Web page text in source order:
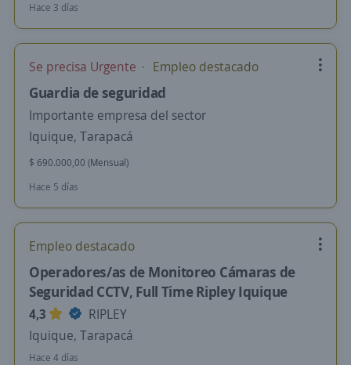
Hace 3 días
Se precisa Urgente Empleo destacado
Guardia de seguridad
Importante empresa del sector
Iquique, Tarapacá
$ 690.000,00 (Mensual)
Hace 5 días
Empleo destacado
Operadores/as de Monitoreo Cámaras de
Seguridad CCTV, Full Time Ripley Iquique
4,3
RIPLEY
Iquique, Tarapacá
Hace 4 días